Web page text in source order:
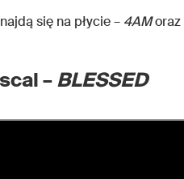
się na płycie – 4AMoraz
–BLESSED